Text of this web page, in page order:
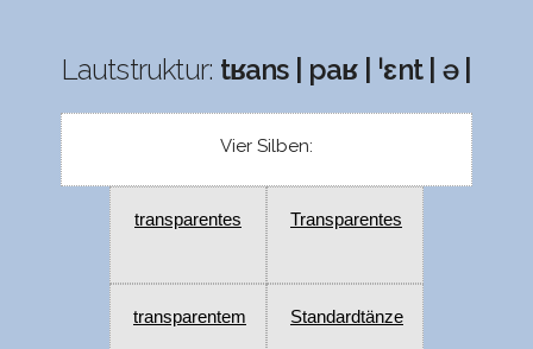
Lautstruktur: tʁans | paʁ | ˈɛnt | ə |
Vier Silben:
transparentes Transparentes
transparentem Standardtänze